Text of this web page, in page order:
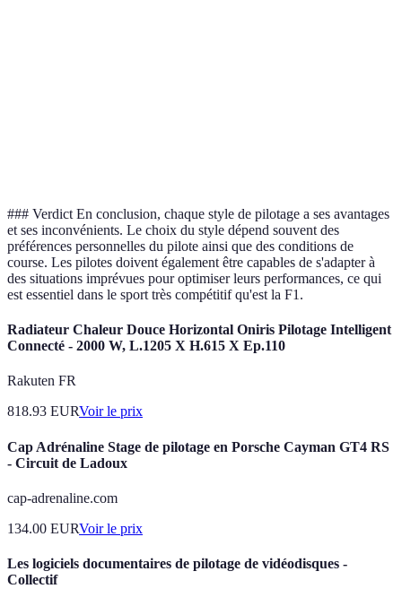
### Verdict En conclusion, chaque style de pilotage a ses avantages
et ses inconvénients. Le choix du style dépend souvent des
préférences personnelles du pilote ainsi que des conditions de
course. Les pilotes doivent également être capables de s'adapter à
des situations imprévues pour optimiser leurs performances, ce qui
est essentiel dans le sport très compétitif qu'est la F1.
Radiateur Chaleur Douce Horizontal Oniris Pilotage Intelligent
Connecté - 2000 W, L.1205 X H.615 X Ep.110
Rakuten FR
818.93 EURVoir le prix
Cap Adrénaline Stage de pilotage en Porsche Cayman GT4 RS
- Circuit de Ladoux
cap-adrenaline.com
134.00 EURVoir le prix
Les logiciels documentaires de pilotage de vidéodisques -
Collectif